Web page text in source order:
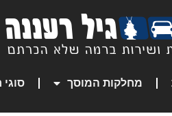
מחלקות המוסך סוגי